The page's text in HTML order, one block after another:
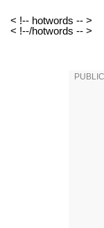
< !-- hotwords -- >
< !--/hotwords -- >